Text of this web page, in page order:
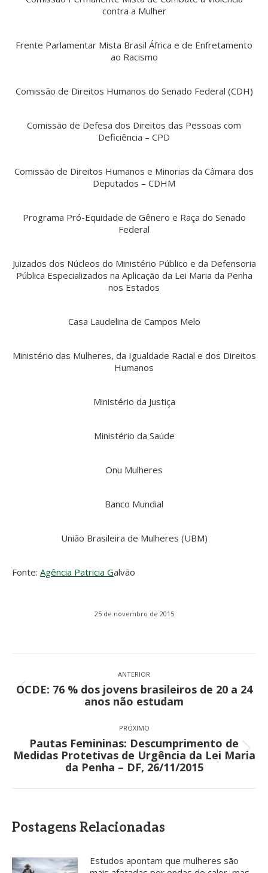
contra a Mulher
Frente Parlamentar Mista Brasil África e de Enfretamento
ao Racismo
Comissão de Direitos Humanos do Senado Federal (CDH)
Comissão de Defesa dos Direitos das Pessoas com
Deficiência – CPD
Comissão de Direitos Humanos e Minorias da Câmara dos
Deputados – CDHM
Programa Pró-Equidade de Gênero e Raça do Senado
Federal
Juizados dos Núcleos do Ministério Público e da Defensoria
Pública Especializados na Aplicação da Lei Maria da Penha
nos Estados
Casa Laudelina de Campos Melo
Ministério das Mulheres, da Igualdade Racial e dos Direitos
Humanos
Ministério da Justiça
Ministério da Saúde
Onu Mulheres
Banco Mundial
União Brasileira de Mulheres (UBM)
Fonte: Agência Patricia Galvão
25 de novembro de 2015
de
post:
ANTERIOR
Post
anterior:
OCDE: 76 % dos jovens brasileiros de 20 a 24
anos não estudam
PRÓXIMO
Próximo
post:
Pautas Femininas: Descumprimento de
Medidas Protetivas de Urgência da Lei Maria
da Penha – DF, 26/11/2015
Postagens Relacionadas
Estudos apontam que mulheres são